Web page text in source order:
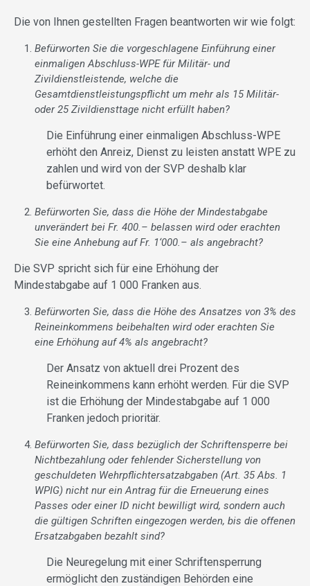
Die von Ihnen gestellten Fragen beantworten wir wie folgt:
Befürworten Sie die vorgeschlagene Einführung einer
einmaligen Abschluss-WPE für Militär- und
Zivildienstleistende, welche die
Gesamtdienstleistungspflicht um mehr als 15 Militär-
oder 25 Zivildiensttage nicht erfüllt haben?
Die Einführung einer einmaligen Abschluss-WPE
erhöht den Anreiz, Dienst zu leisten anstatt WPE zu
zahlen und wird von der SVP deshalb klar
befürwortet.
Befürworten Sie, dass die Höhe der Mindestabgabe
unverändert bei Fr. 400.– belassen wird oder erachten
Sie eine Anhebung auf Fr. 1‘000.– als angebracht?
Die SVP spricht sich für eine Erhöhung der
Mindestabgabe auf 1 000 Franken aus.
Befürworten Sie, dass die Höhe des Ansatzes von 3% des
Reineinkommens beibehalten wird oder erachten Sie
eine Erhöhung auf 4% als angebracht?
Der Ansatz von aktuell drei Prozent des
Reineinkommens kann erhöht werden. Für die SVP
ist die Erhöhung der Mindestabgabe auf 1 000
Franken jedoch prioritär.
Befürworten Sie, dass bezüglich der Schriftensperre bei
Nichtbezahlung oder fehlender Sicherstellung von
geschuldeten Wehrpflichtersatzabgaben (Art. 35 Abs. 1
WPIG) nicht nur ein Antrag für die Erneuerung eines
Passes oder einer ID nicht bewilligt wird, sondern auch
die gültigen Schriften eingezogen werden, bis die offenen
Ersatzabgaben bezahlt sind?
Die Neuregelung mit einer Schriftensperrung
ermöglicht den zuständigen Behörden eine